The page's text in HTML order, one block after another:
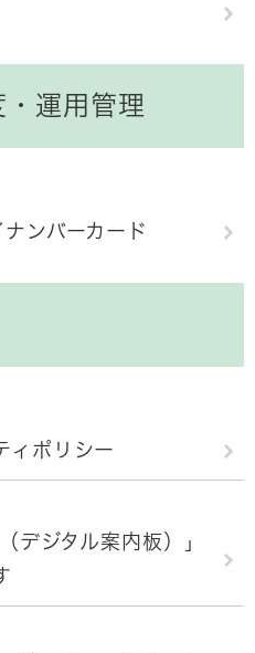
・運用管理
ンバーカード
ポリシー
デジタル案内板）」